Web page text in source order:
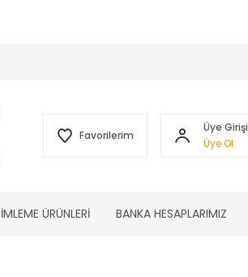
Favorilerim
Üye Girişi
Üye Ol
ÜRÜNLERİ BANKA HESAPLARIMIZ